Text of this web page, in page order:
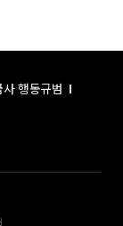
사 행동규범